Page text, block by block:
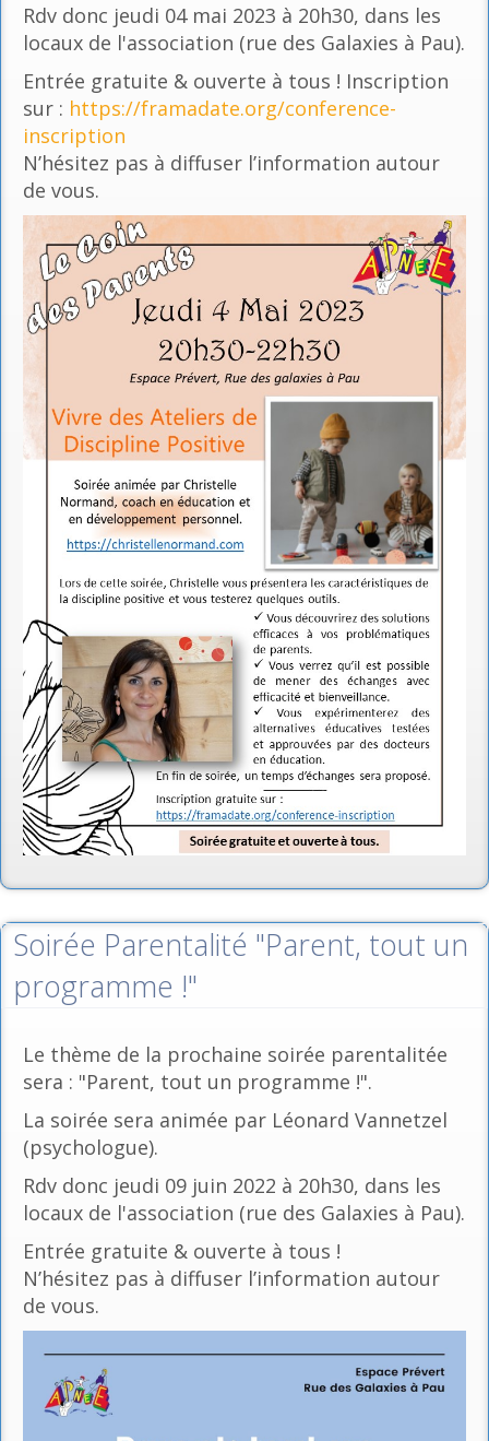
Rdv donc jeudi 04 mai 2023 à 20h30, dans les
locaux de l'association (rue des Galaxies à Pau).
Entrée gratuite & ouverte à tous ! Inscription
sur : https://framadate.org/conference-
inscription
N’hésitez pas à diffuser l’information autour
de vous.
Soirée Parentalité "Parent, tout un
programme !"
Le thème de la prochaine soirée parentalitée
sera : "Parent, tout un programme !".
La soirée sera animée par Léonard Vannetzel
(psychologue).
Rdv donc jeudi 09 juin 2022 à 20h30, dans les
locaux de l'association (rue des Galaxies à Pau).
Entrée gratuite & ouverte à tous !
N’hésitez pas à diffuser l’information autour
de vous.